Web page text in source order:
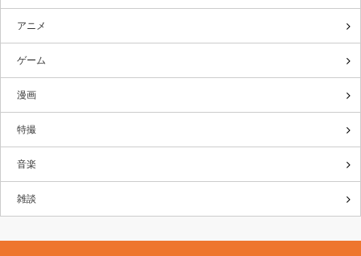
アニメ
ゲーム
漫画
特撮
音楽
雑談